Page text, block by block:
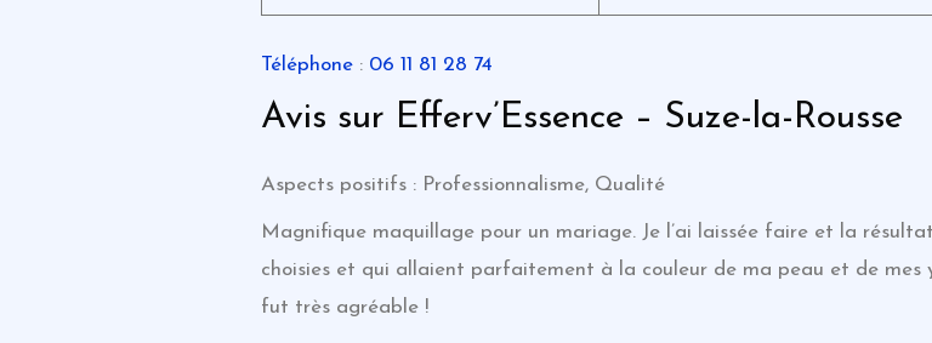
Téléphone : 06 11 81 28 74
Avis sur Efferv’Essence – Suze-la-Rousse
Aspects positifs : Professionnalisme, Qualité
Magnifique maquillage pour un mariage. Je l’ai laissée faire et la
choisies et qui allaient parfaitement à la couleur de ma peau et de mes
fut très agréable !